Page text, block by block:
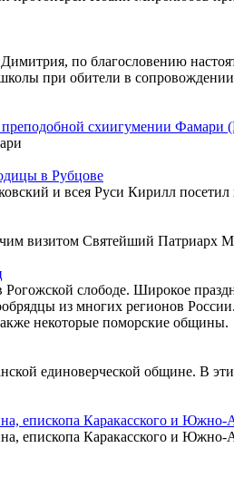
по благословению
при обители в
преподобной схиигумении
в Рубцове
и всея Руси Кирилл
визитом Святейший Патриарх
слободе. Широкое
из многих регионов
некоторые поморские общины.
единоверческой общине.
епископа Каракасского и Южно-
епископа Каракасского и Южно-